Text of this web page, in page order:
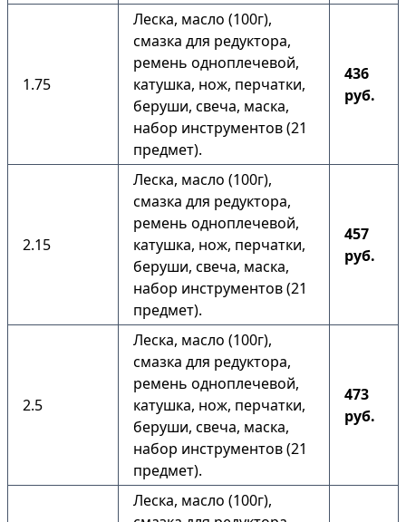
1.75
Леска, масло (100г),
смазка для редуктора,
ремень одноплечевой,
катушка, нож, перчатки,
беруши, свеча, маска,
набор инструментов (21
предмет).
436
руб.
2.15
Леска, масло (100г),
смазка для редуктора,
ремень одноплечевой,
катушка, нож, перчатки,
беруши, свеча, маска,
набор инструментов (21
предмет).
457
руб.
2.5
Леска, масло (100г),
смазка для редуктора,
ремень одноплечевой,
катушка, нож, перчатки,
беруши, свеча, маска,
набор инструментов (21
предмет).
473
руб.
Леска, масло (100г),